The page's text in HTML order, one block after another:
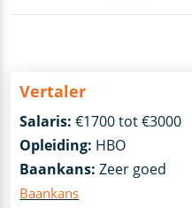
Vertaler
Salaris: €1700 tot €3000
Opleiding: HBO
Baankans: Zeer goed
Baankans